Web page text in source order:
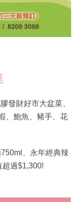
發財好市大盆菜、
、鮑魚、豬手、花
、永年經典辣
過$1,300!